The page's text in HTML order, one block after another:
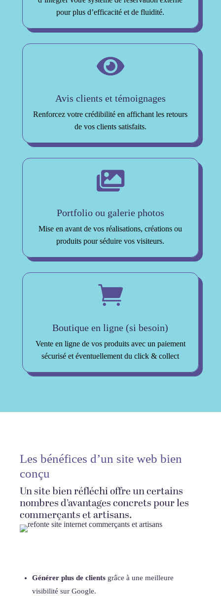
pour plus d’efficacité et de fluidité.

Avis clients et témoignages
Renforcez votre crédibilité en affichant les retours
de vos clients satisfaits.

Portfolio ou galerie photos
Mise en avant de vos réalisations, créations ou
produits pour séduire vos visiteurs.

Boutique en ligne (si besoin)
Vente en ligne de vos produits avec un paiement
sécurisé et éventuellement du click & collect
Les bénéfices d’un site web bien
conçu
Un site bien réfléchi offre un certains
nombres d’avantages concrets pour les
commerçants et artisans.
Générer plus de clients grâce à une meilleure
visibilité sur Google.